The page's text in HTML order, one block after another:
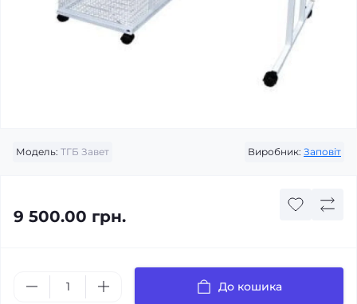
Модель: ТГБ Завет Виробник: Заповіт
9 500.00 грн.
До кошика